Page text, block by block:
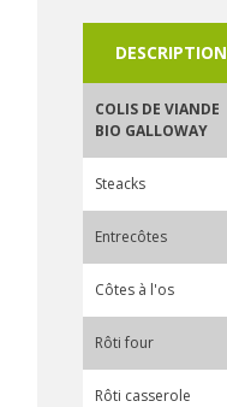
DESCRIPTION
COLIS DE VIANDE
BIO GALLOWAY
Steacks
Entrecôtes
Côtes à l'os
Rôti four
Rôti casserole